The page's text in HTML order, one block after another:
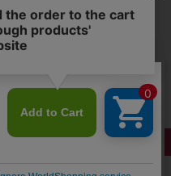
を取り揃え、
メディア着用商品、
するコンテンツ、
自のポイント還元
ご提供。
や時計、小物などで、
う願っています。
以上のご注文で送料無料◆
SHOP